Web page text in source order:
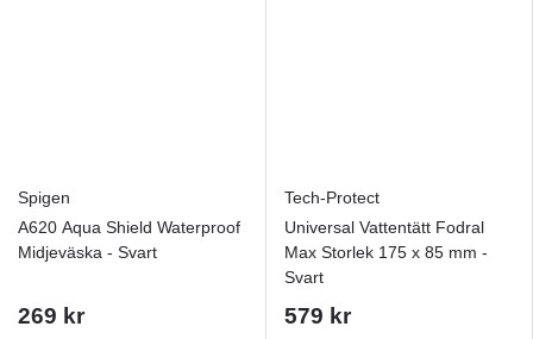
Spigen
A620 Aqua Shield Waterproof
Midjeväska - Svart
269 kr
Tech-Protect
Universal Vattentätt Fodral
Max Storlek 175 x 85 mm -
Svart
579 kr